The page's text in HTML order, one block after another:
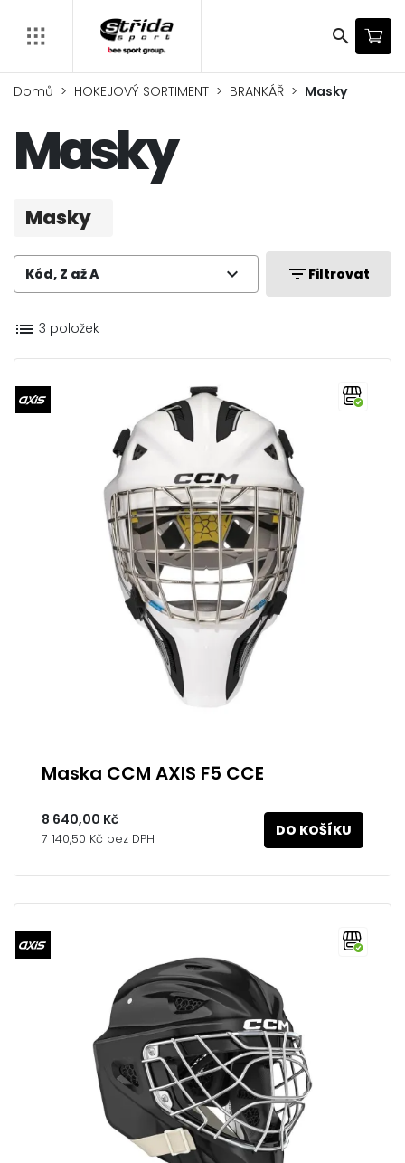
search
Domů HOKEJOVÝ SORTIMENT BRANKÁŘ Masky
Masky
Masky
Kód, Z až A expand_more filter_list Filtrovat
list 3 položek
Maska CCM AXIS F5 CCE
8 640,00 Kč
7 140,50 Kč bez DPH DO KOŠÍKU